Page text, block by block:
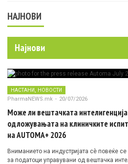
НАЈНОВИ
Најнови
НАСТАНИ, НОВОСТИ
PharmaNEWS.mk - 20/07/2026
Може ли вештачката
одложувањата на клиничките
на AUTOMA+ 2026
Вниманието на индустријата сè повеќе
за податоци управувани од вештачка